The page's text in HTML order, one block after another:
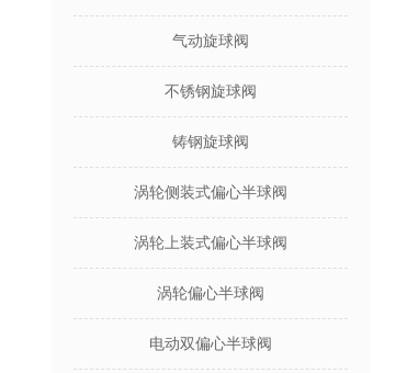
气动旋球阀
不锈钢旋球阀
铸钢旋球阀
涡轮侧装式偏心半球阀
涡轮上装式偏心半球阀
涡轮偏心半球阀
电动双偏心半球阀